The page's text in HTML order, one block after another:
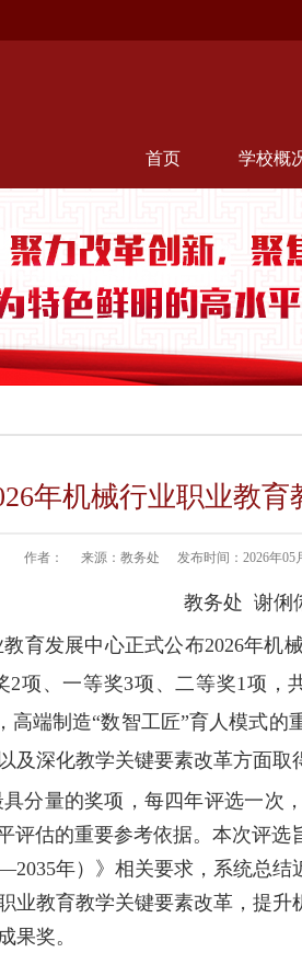
首页 学校概
年机械行业职业教
作者： 来源：教务处 发布时间：2026年05
教务处 谢俐
育发展中心正式公布2026年机
2项、一等奖3项、二等奖1项
高端制造“数智工匠”育人模式
深化教学关键要素改革方面取
分量的奖项，每四年评选一次
评估的重要参考依据。本次评
年）》相关要求，系统总
业教育教学关键要素改革，提
果奖。